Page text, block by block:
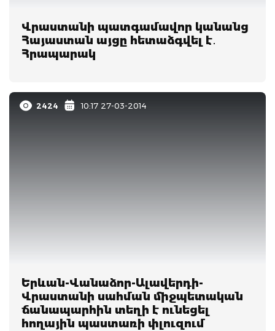
Վրաստանի պատգամավոր կանանց
Հայաստան այցը հետաձգվել է․
Հրապարակ
2424 10:17 27-03-2014
Երևան-Վանաձոր-Ալավերդի-
Վրաստանի սահման միջպետական
ճանապարհին տեղի է ունեցել
հողային պաստառի փլուզում